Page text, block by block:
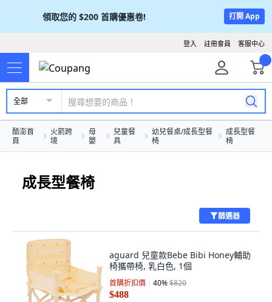
領取您的 $200 首購優惠卷! 打開 App
客服中心
註冊會員
登入
全部
酷澎首
頁
火箭跨
境
母
嬰
兒童餐
具
幼兒餐桌/成長型餐
椅
成長型餐
椅
成長型餐椅
篩選器
aguard 兒童款Bebe Bibi Honey輔助
椅攜帶椅, 乳白色, 1個
首購折扣價 40%$820
$488